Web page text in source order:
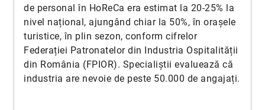
de personal în HoReCa era estimat la 20-25% la
nivel național, ajungând chiar la 50%, în orașele
turistice, în plin sezon, conform cifrelor
Federației Patronatelor din Industria Ospitalității
din România (FPIOR). Specialiștii evaluează că
industria are nevoie de peste 50.000 de angajați.